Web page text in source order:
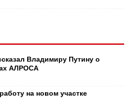
Владимиру Путину о
АЛРОСА
на новом участке